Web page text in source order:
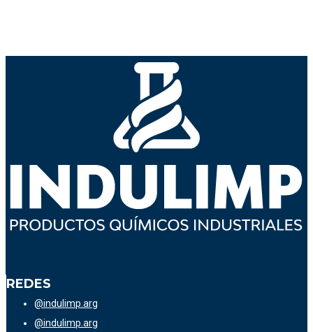
REDES
@indulimp.arg
@indulimp.arg